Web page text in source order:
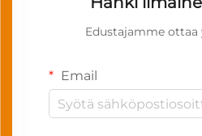
Edustajamme ottaa
Email